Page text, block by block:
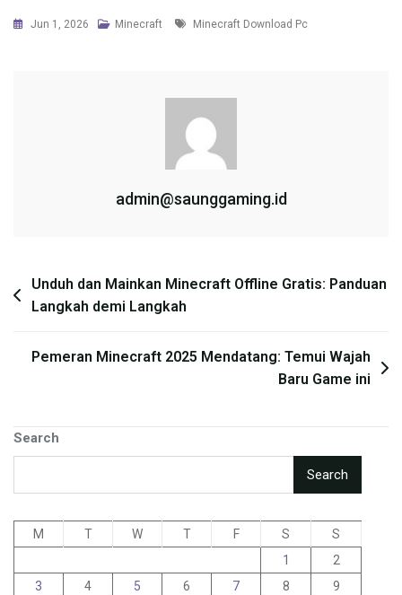
Jun 1, 2026 Minecraft Tags
Minecraft Download Pc
admin@saunggaming.id
Post
navigation
Unduh dan Mainkan Minecraft Offline Gratis: Panduan
Langkah demi Langkah
Pemeran Minecraft 2025 Mendatang: Temui Wajah
Baru Game ini
Search
Search
M T W T F S
S
1
2
3
4 5 6 7 8
9